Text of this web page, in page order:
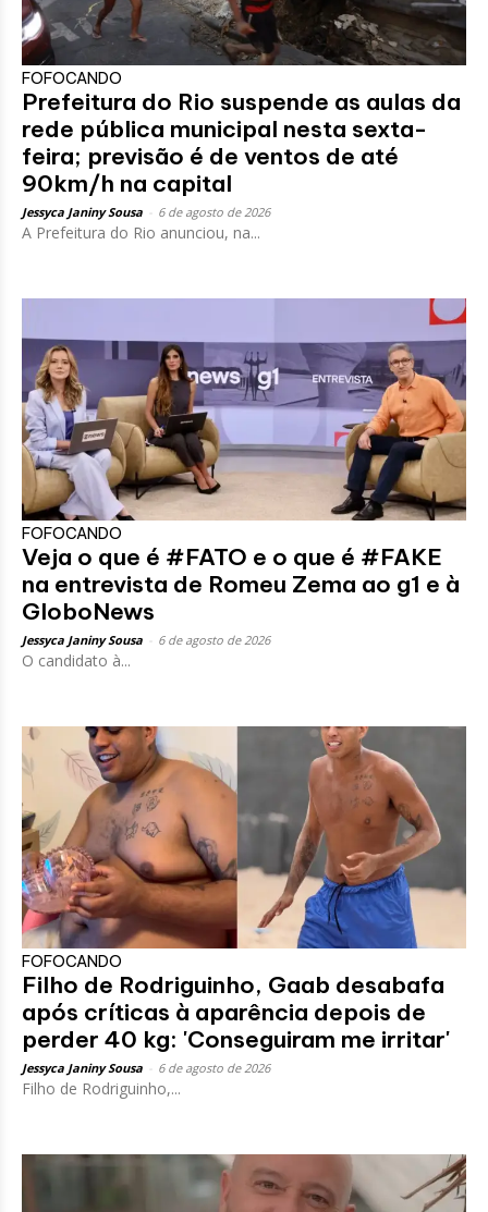
FOFOCANDO
Prefeitura do Rio suspende as aulas da
rede pública municipal nesta sexta-
feira; previsão é de ventos de até
90km/h na capital
Jessyca Janiny Sousa 6 de agosto de 2026
A Prefeitura do Rio anunciou, na...
FOFOCANDO
Veja o que é #FATO e o que é #FAKE
na entrevista de Romeu Zema ao g1 e à
GloboNews
Jessyca Janiny Sousa 6 de agosto de 2026
O candidato à...
FOFOCANDO
Filho de Rodriguinho, Gaab desabafa
após críticas à aparência depois de
perder 40 kg: 'Conseguiram me irritar'
Jessyca Janiny Sousa 6 de agosto de 2026
Filho de Rodriguinho,...